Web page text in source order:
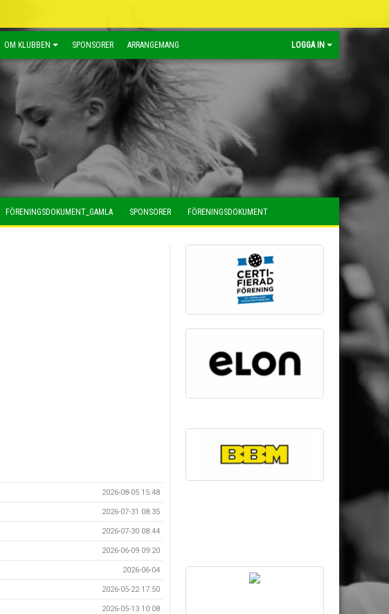
OM KLUBBEN SPONSORER ARRANGEMANG LOGGA IN
FÖRENINGSDOKUMENT_GAMLA SPONSORER FÖRENINGSDOKUMENT
2026-08-05 15:48
2026-07-31 08:35
2026-07-30 08:44
2026-06-09 09:20
2026-06-04
2026-05-22 17:50
2026-05-13 10:08